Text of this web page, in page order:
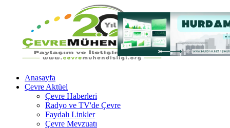
Anasayfa
Çevre Aktüel
Çevre Haberleri
Radyo ve TV'de Çevre
Faydalı Linkler
Çevre Mevzuatı